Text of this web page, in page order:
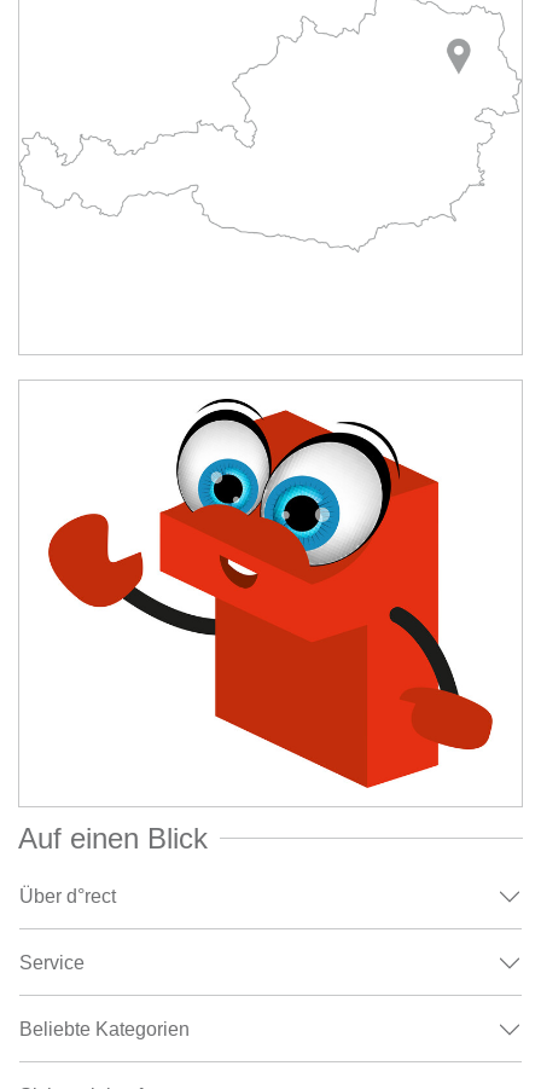
Auf einen Blick
Über d°rect
Service
Beliebte Kategorien